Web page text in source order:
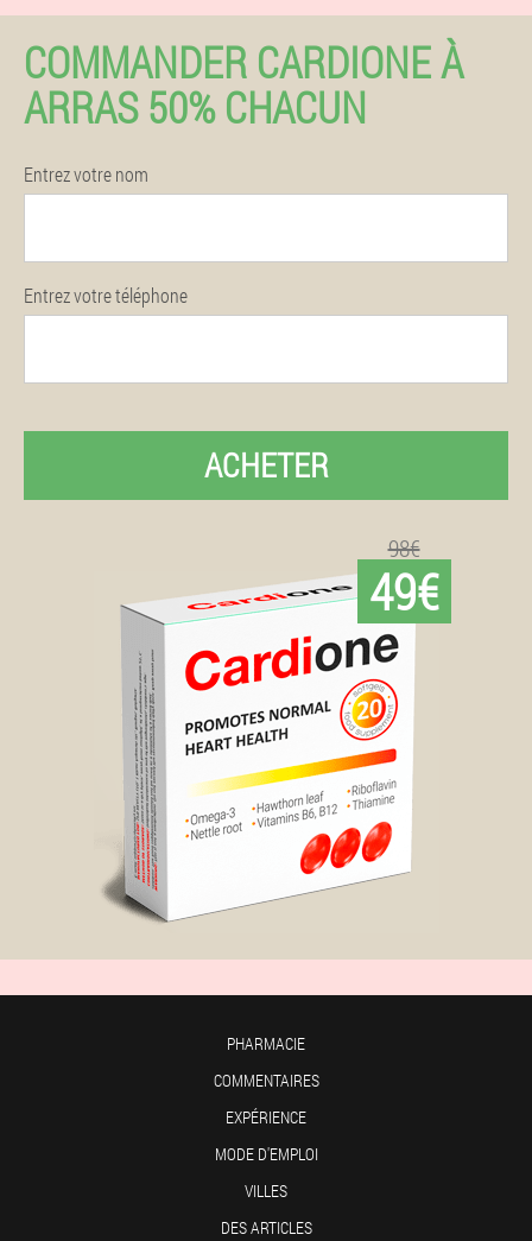
COMMANDER CARDIONE À
ARRAS 50% CHACUN
Entrez votre nom
Entrez votre téléphone
ACHETER
98€
49€
PHARMACIE
COMMENTAIRES
EXPÉRIENCE
MODE D'EMPLOI
VILLES
DES ARTICLES